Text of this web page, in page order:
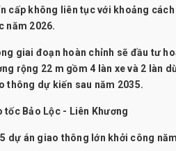
cấp không liên tục với khoảng
năm 2026.
giai đoạn hoàn chỉnh sẽ đầu tư
rộng 22 m gồm 4 làn xe và 2 làn
thông dự kiến sau năm 2035.
tốc Bảo Lộc - Liên Khương